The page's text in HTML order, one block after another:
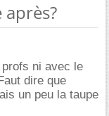
après?
ni avec le
dire que
un peu la taupe